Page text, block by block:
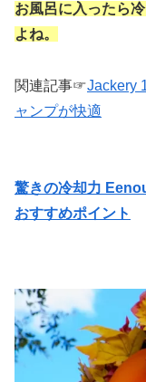
お風呂に入ったら
よね。
関連記事☞Jackery
ャンプが快適
驚きの冷却力
おすすめポイント